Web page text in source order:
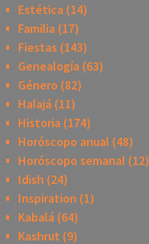
Estética(14)
Familia(17)
Fiestas (143)
Genealogía(63)
Género (82)
Halajá(11)
Historia(174)
Horóscopo anual (48)
Horóscopo semanal (12)
Idish (24)
Inspiration (1)
Kabalá(64)
Kashrut (9)